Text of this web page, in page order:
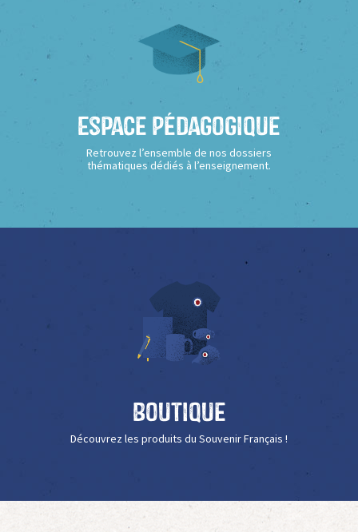
Espace Pédagogique
Retrouvez l’ensemble de nos dossiers
thématiques dédiés à l’enseignement.
Boutique
Découvrez les produits du Souvenir Français !